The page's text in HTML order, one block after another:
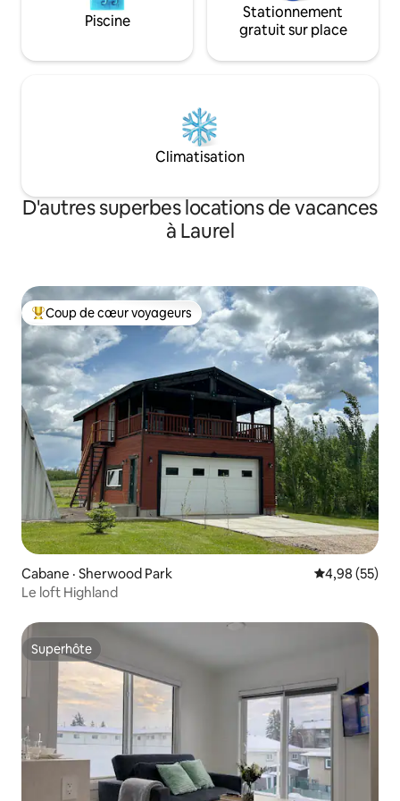
Piscine
Stationnement
gratuit sur place
Climatisation
D'autres superbes locations de vacances
à Laurel
Coup de cœur voyageurs parmi les plus aimés
Coup de cœur voyageurs
Cabane · Sherwood Park Note
4,98 (55)
Le loft Highland
Superhôte
Superhôte